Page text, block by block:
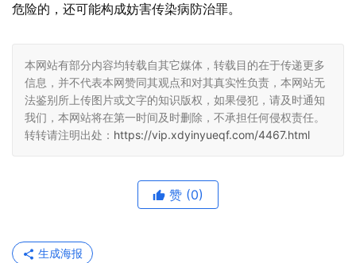
危险的，还可能构成妨害传染病防治罪。
本网站有部分内容均转载自其它媒体，转载目的在于传递更多
信息，并不代表本网赞同其观点和对其真实性负责，本网站无
法鉴别所上传图片或文字的知识版权，如果侵犯，请及时通知
我们，本网站将在第一时间及时删除，不承担任何侵权责任。
转转请注明出处： https://vip.xdyinyueqf.com/4467.html
赞 (0)
生成海报